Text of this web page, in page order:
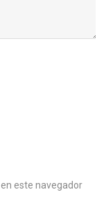
este navegador